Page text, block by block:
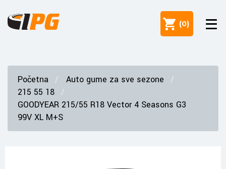
(0)
Početna
Auto gume za sve sezone
215 55 18
GOODYEAR 215/55 R18 Vector 4 Seasons G3
99V XL M+S